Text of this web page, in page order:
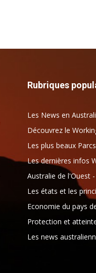
Rubriques
Les News en
Découvrez le
Les plus beaux
Les dernières infos
Australie de l'Ouest
Les états et les
Economie du pays
Protection et
Les news